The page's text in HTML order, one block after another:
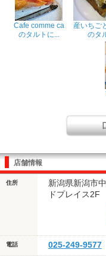
Cafe comme ca
のタルトに...
産いちご
のタ
店舗情報
住所
新潟県新潟市
ドプレイス2F
電話 025-249-9577